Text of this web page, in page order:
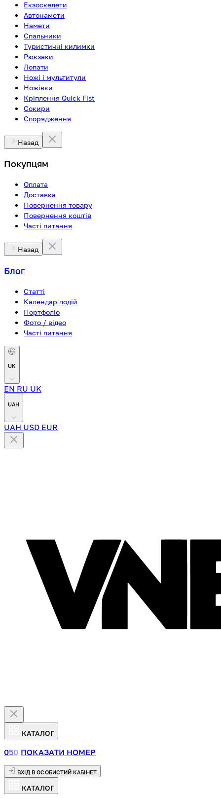
Екзоскелети
Автонамети
Намети
Спальники
Туристичні килимки
Рюкзаки
Лопати
Ножі і мультитули
Ножівки
Кріплення Quick Fist
Сокири
Спорядження
Назад
Покупцям
Оплата
Доставка
Повернення товару
Повернення коштів
Часті питання
Назад
Блог
Статті
Календар подій
Портфоліо
Фото / відео
Часті питання
UK
EN RU UK
UAH
UAH USD EUR
КАТАЛОГ
050 ПОКАЗАТИ НОМЕР
ВХІД В ОСОБИСТИЙ КАБІНЕТ
КАТАЛОГ